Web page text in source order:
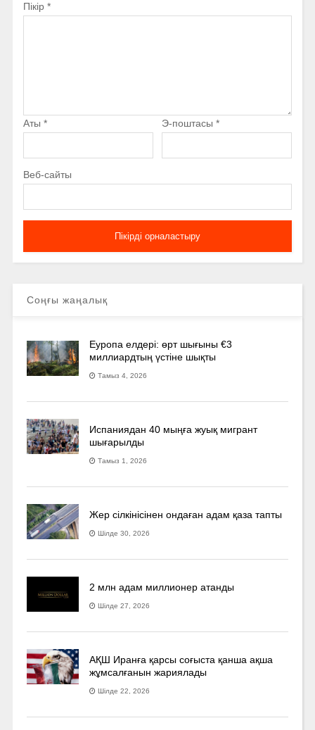
Пікір *
Аты * Э-поштасы *
Веб-сайты
Соңғы жаңалық
Еуропа елдері: өрт шығыны €3
миллиардтың үстіне шықты
Тамыз 4, 2026
Испаниядан 40 мыңға жуық мигрант
шығарылды
Тамыз 1, 2026
Жер сілкінісінен ондаған адам қаза тапты
Шілде 30, 2026
2 млн адам миллионер атанды
Шілде 27, 2026
АҚШ Иранға қарсы соғыста қанша ақша
жұмсалғанын жариялады
Шілде 22, 2026